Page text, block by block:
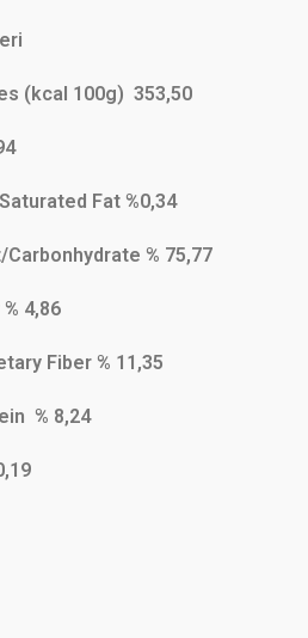
(kcal 100g) 353,50
Fat %0,34
% 75,77
4,86
Fiber % 11,35
% 8,24